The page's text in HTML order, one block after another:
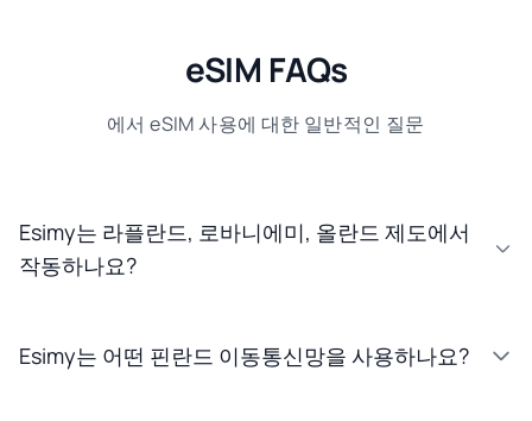
eSIM FAQs
에서 eSIM 사용에 대한 일반적인 질문
Esimy는 라플란드, 로바니에미, 올란드 제도에서
작동하나요?
Esimy는 어떤 핀란드 이동통신망을 사용하나요?